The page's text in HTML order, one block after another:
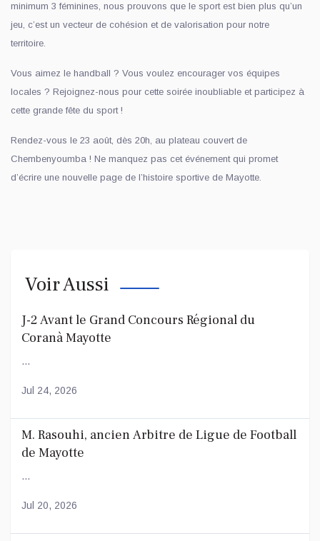
minimum 3 féminines, nous prouvons que le sport est bien plus qu’un
jeu, c’est un vecteur de cohésion et de valorisation pour notre
territoire.
Vous aimez le handball ? Vous voulez encourager vos équipes
locales ? Rejoignez-nous pour cette soirée inoubliable et participez à
cette grande fête du sport !
Rendez-vous le 23 août, dès 20h, au plateau couvert de
Chembenyoumba ! Ne manquez pas cet événement qui promet
d’écrire une nouvelle page de l’histoire sportive de Mayotte.
Voir Aussi
J-2 Avant le Grand Concours Régional du
Coranà Mayotte
...
Jul 24, 2026
M. Rasouhi, ancien Arbitre de Ligue de Football
de Mayotte
...
Jul 20, 2026